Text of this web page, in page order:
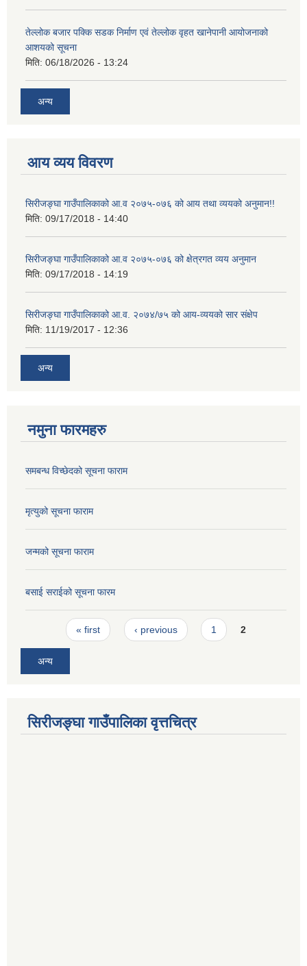
तेल्लोक बजार पक्कि सडक निर्माण एवं तेल्लोक वृहत खानेपानी आयोजनाको
आशयको सूचना
मिति: 06/18/2026 - 13:24
अन्य
आय व्यय विवरण
सिरीजङ्घा गाउँपालिकाको आ.व २०७५-०७६ को आय तथा व्ययको अनुमान!!
मिति: 09/17/2018 - 14:40
सिरीजङ्घा गाउँपालिकाको आ.व २०७५-०७६ को क्षेत्रगत व्यय अनुमान
मिति: 09/17/2018 - 14:19
सिरीजङ्घा गाउँपालिकाको आ.व. २०७४/७५ को आय-व्ययको सार संक्षेप
मिति: 11/19/2017 - 12:36
अन्य
नमुना फारमहरु
समबन्ध विच्छेदको सूचना फाराम
मृत्युको सूचना फाराम
जन्मको सूचना फाराम
बसाई सराईको सूचना फारम
Pages« first ‹ previous 1 2
अन्य
सिरीजङ्घा गाउँपालिका वृत्तचित्र